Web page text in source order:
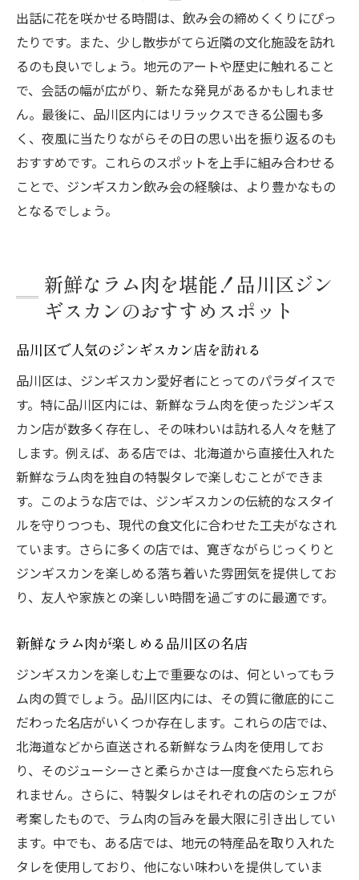
出話に花を咲かせる時間は、飲み会の締めくくりにぴっ
たりです。また、少し散歩がてら近隣の文化施設を訪れ
るのも良いでしょう。地元のアートや歴史に触れること
で、会話の幅が広がり、新たな発見があるかもしれませ
ん。最後に、品川区内にはリラックスできる公園も多
く、夜風に当たりながらその日の思い出を振り返るのも
おすすめです。これらのスポットを上手に組み合わせる
ことで、ジンギスカン飲み会の経験は、より豊かなもの
となるでしょう。
新鮮なラム肉を堪能！品川区ジン
ギスカンのおすすめスポット
品川区で人気のジンギスカン店を訪れる
品川区は、ジンギスカン愛好者にとってのパラダイスで
す。特に品川区内には、新鮮なラム肉を使ったジンギス
カン店が数多く存在し、その味わいは訪れる人々を魅了
します。例えば、ある店では、北海道から直接仕入れた
新鮮なラム肉を独自の特製タレで楽しむことができま
す。このような店では、ジンギスカンの伝統的なスタイ
ルを守りつつも、現代の食文化に合わせた工夫がなされ
ています。さらに多くの店では、寛ぎながらじっくりと
ジンギスカンを楽しめる落ち着いた雰囲気を提供してお
り、友人や家族との楽しい時間を過ごすのに最適です。
新鮮なラム肉が楽しめる品川区の名店
ジンギスカンを楽しむ上で重要なのは、何といってもラ
ム肉の質でしょう。品川区内には、その質に徹底的にこ
だわった名店がいくつか存在します。これらの店では、
北海道などから直送される新鮮なラム肉を使用してお
り、そのジューシーさと柔らかさは一度食べたら忘れら
れません。さらに、特製タレはそれぞれの店のシェフが
考案したもので、ラム肉の旨みを最大限に引き出してい
ます。中でも、ある店では、地元の特産品を取り入れた
タレを使用しており、他にない味わいを提供していま